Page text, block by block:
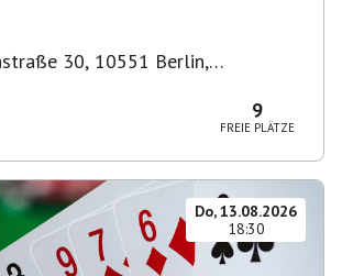
30, 10551 Berlin,
9
FREIE PLÄTZE
Do, 13.08.2026
18:30